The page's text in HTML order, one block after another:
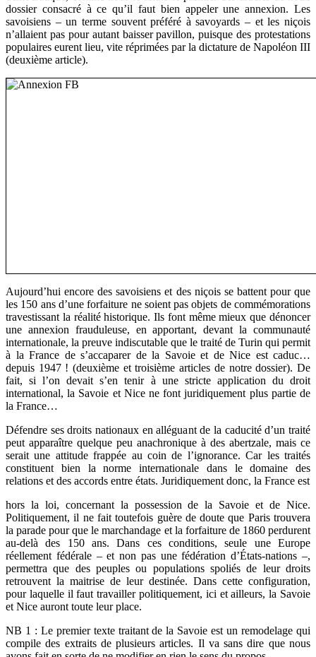
dossier consacré à ce qu’il faut bien appeler une annexion. Les
savoisiens – un terme souvent préféré à savoyards – et les niçois
n’allaient pas pour autant baisser pavillon, puisque des protestations
populaires eurent lieu, vite réprimées par la dictature de Napoléon III
(deuxième article).
Aujourd’hui encore des savoisiens et des niçois se battent pour que
les 150 ans d’une forfaiture ne soient pas objets de commémorations
travestissant la réalité historique. Ils font même mieux que dénoncer
une annexion frauduleuse, en apportant, devant la communauté
internationale, la preuve indiscutable que le traité de Turin qui permit
à la France de s’accaparer de la Savoie et de Nice est caduc…
depuis 1947 ! (deuxième et troisième articles de notre dossier). De
fait, si l’on devait s’en tenir à une stricte application du droit
international, la Savoie et Nice ne font juridiquement plus partie de
la France…
Défendre ses droits nationaux en alléguant de la caducité d’un traité
peut apparaître quelque peu anachronique à des abertzale, mais ce
serait une attitude frappée au coin de l’ignorance. Car les traités
constituent bien la norme internationale dans le domaine des
relations et des accords entre états. Juridiquement donc, la France est
hors la loi, concernant la possession de la Savoie et de Nice.
Politiquement, il ne fait toutefois guère de doute que Paris trouvera
la parade pour que le marchandage et la forfaiture de 1860 perdurent
au-delà des 150 ans. Dans ces conditions, seule une Europe
réellement fédérale – et non pas une fédération d’États-nations –,
permettra que des peuples ou populations spoliés de leur droits
retrouvent la maitrise de leur destinée. Dans cette configuration,
pour laquelle il faut travailler politiquement, ici et ailleurs, la Savoie
et Nice auront toute leur place.
NB 1 : Le premier texte traitant de la Savoie est un remodelage qui
compile des extraits de plusieurs articles. Il va sans dire que nous